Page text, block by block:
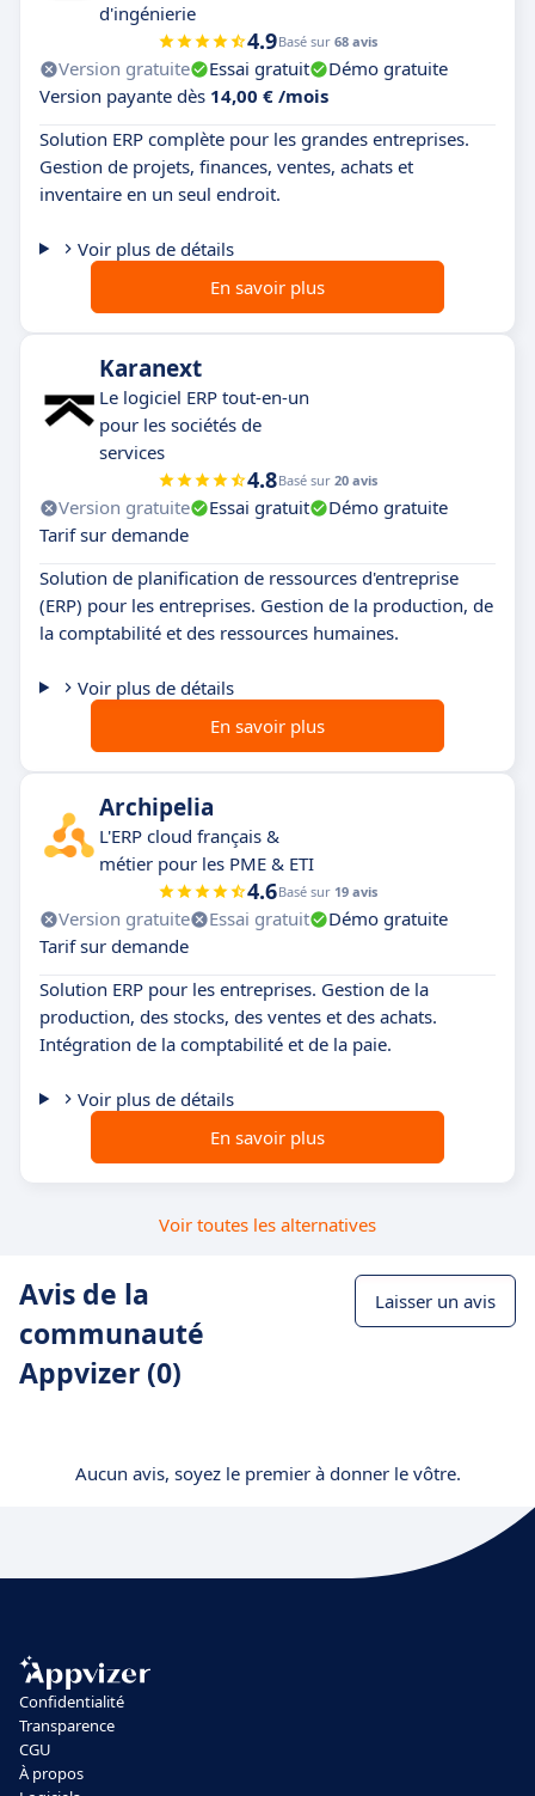
d'ingénierie
4.9Basé sur 68 avis
Version gratuite Essai gratuit
Démo gratuite
Version payante dès 14,00 € /mois
Solution ERP complète pour les grandes entreprises.
Gestion de projets, finances, ventes, achats et
inventaire en un seul endroit.
Voir plus de détails
En savoir plus
Karanext
Le logiciel ERP tout-en-un
pour les sociétés de
services
4.8Basé sur 20 avis
Version gratuite Essai gratuit
Démo gratuite
Tarif sur demande
Solution de planification de ressources d'entreprise
(ERP) pour les entreprises. Gestion de la production, de
la comptabilité et des ressources humaines.
Voir plus de détails
En savoir plus
Archipelia
L'ERP cloud français &
métier pour les PME & ETI
4.6Basé sur 19 avis
Version gratuite Essai gratuit
Démo gratuite
Tarif sur demande
Solution ERP pour les entreprises. Gestion de la
production, des stocks, des ventes et des achats.
Intégration de la comptabilité et de la paie.
Voir plus de détails
En savoir plus
Voir toutes les alternatives
Avis de la
communauté
Appvizer (0)
Laisser un avis
Aucun avis, soyez le premier à donner le vôtre.
Confidentialité
Transparence
CGU
À propos